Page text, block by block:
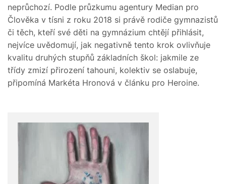
neprůchozí. Podle průzkumu agentury Median pro
Člověka v tísni z roku 2018 si právě rodiče gymnazistů
či těch, kteří své děti na gymnázium chtějí při­hlásit,
nejvíce uvědomují, jak negativně tento krok ovlivňuje
kvalitu druhých stupňů základních škol: jakmile ze
třídy zmizí přirození tahouni, kolektiv se oslabuje,
připomíná Markéta Hronová v článku pro Heroine.